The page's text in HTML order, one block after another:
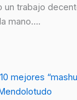
un trabajo
mano….
mejores